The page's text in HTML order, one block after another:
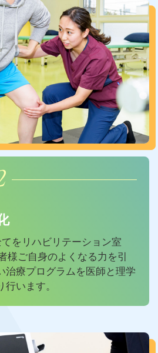
をリハビリテーション室
様ご自身のよくなる力を引
治療プログラムを医師と理学
います。